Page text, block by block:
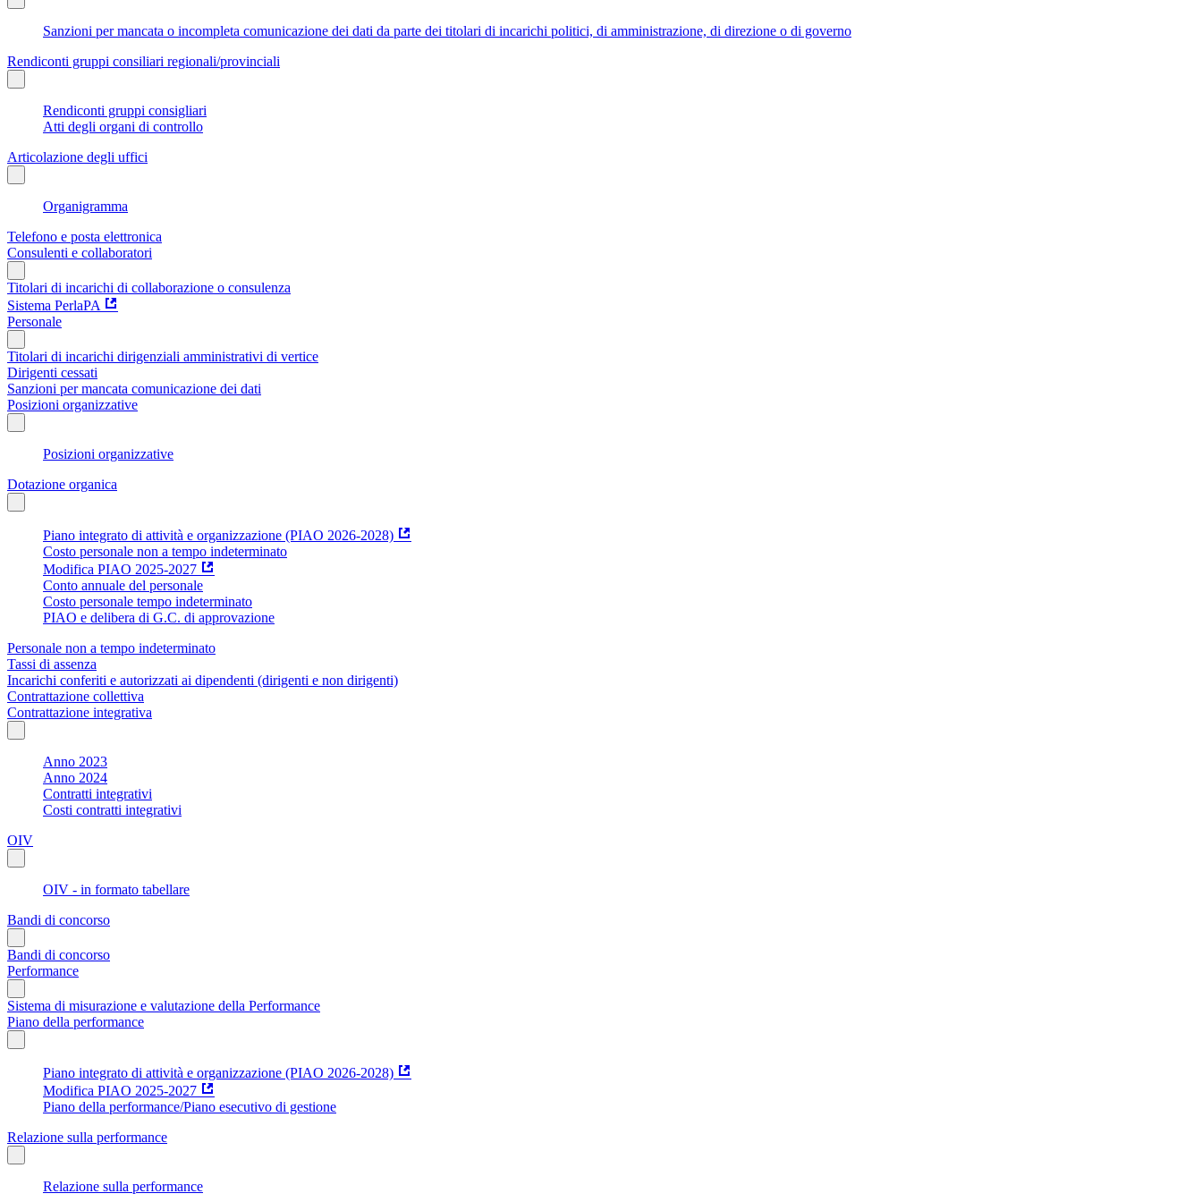
Sanzioni per mancata o incompleta comunicazione dei dati da parte dei titolari di incarichi politici, di amministrazione, di direzione o di governo
Rendiconti gruppi consiliari regionali/provinciali
Rendiconti gruppi consigliari
Atti degli organi di controllo
Articolazione degli uffici
Organigramma
Telefono e posta elettronica
Consulenti e collaboratori
Titolari di incarichi di collaborazione o consulenza
Sistema PerlaPA
Personale
Titolari di incarichi dirigenziali amministrativi di vertice
Dirigenti cessati
Sanzioni per mancata comunicazione dei dati
Posizioni organizzative
Posizioni organizzative
Dotazione organica
Piano integrato di attività e organizzazione (PIAO 2026-2028)
Costo personale non a tempo indeterminato
Modifica PIAO 2025-2027
Conto annuale del personale
Costo personale tempo indeterminato
PIAO e delibera di G.C. di approvazione
Personale non a tempo indeterminato
Tassi di assenza
Incarichi conferiti e autorizzati ai dipendenti (dirigenti e non dirigenti)
Contrattazione collettiva
Contrattazione integrativa
Anno 2023
Anno 2024
Contratti integrativi
Costi contratti integrativi
OIV
OIV - in formato tabellare
Bandi di concorso
Bandi di concorso
Performance
Sistema di misurazione e valutazione della Performance
Piano della performance
Piano integrato di attività e organizzazione (PIAO 2026-2028)
Modifica PIAO 2025-2027
Piano della performance/Piano esecutivo di gestione
Relazione sulla performance
Relazione sulla performance